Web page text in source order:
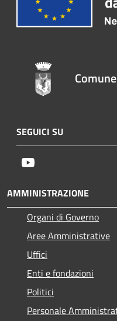
SEGUICI SU
AMMINISTRAZIONE
Organi di Governo
Aree Amministrative
Uffici
Enti e fondazioni
Politici
Personale